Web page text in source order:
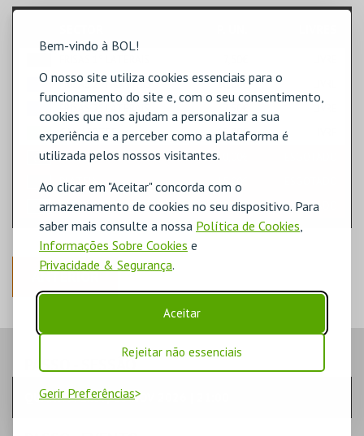
Bem-vindo à BOL!
O nosso site utiliza cookies essenciais para o
funcionamento do site e, com o seu consentimento,
cookies que nos ajudam a personalizar a sua
experiência e a perceber como a plataforma é
utilizada pelos nossos visitantes.
Ao clicar em "Aceitar" concorda com o
armazenamento de cookies no seu dispositivo. Para
saber mais consulte a nossa Política de Cookies
Informações Sobre Cookies e
Privacidade & Segurança.
Aceitar
Rejeitar não essenciais
Gerir Preferências
FRISAS 2º FRONTAIS
10,00€
CAMAROTES
15,00€
PLATEIA
PLATEIA
FRISAS 1º FRONTAIS
10,00€ ESGOTADO
ANTERIOR
PASSO - SESSÃO
QUARTA-FEIRA | 18 NOV 2026 | 21:00